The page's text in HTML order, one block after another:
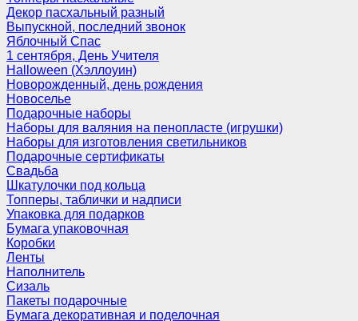
Декор пасхальный разный
Выпускной, последний звонок
Яблочный Спас
1 сентября, День Учителя
Halloween (Хэллоуин)
Новорожденный, день рождения
Новоселье
Подарочные наборы
Наборы для валяния на пенопласте (игрушки)
Наборы для изготовления светильников
Подарочные сертификаты
Свадьба
Шкатулочки под кольца
Топперы, таблички и надписи
Упаковка для подарков
Бумага упаковочная
Коробки
Ленты
Наполнитель
Сизаль
Пакеты подарочные
Бумага декоративная и поделочная